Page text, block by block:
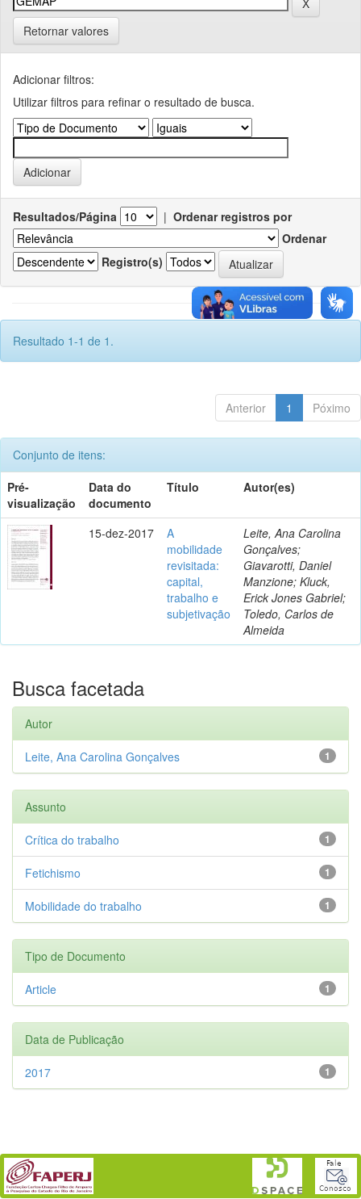
Retornar valores
Adicionar filtros:
Utilizar filtros para refinar o resultado de busca.
Resultados/Página | Ordenar registros por
Ordenar
Registro(s)
Resultado 1-1 de 1.
Anterior 1 Póximo
Conjunto de itens:
Pré-
visualização
Data do
documento
Título Autor(es)
15-dez-2017
A
mobilidade
revisitada:
capital,
trabalho e
subjetivação
Leite, Ana Carolina
Gonçalves;
Giavarotti, Daniel
Manzione; Kluck,
Erick Jones Gabriel;
Toledo, Carlos de
Almeida
Busca facetada
Autor
1
Leite, Ana Carolina Gonçalves
Assunto
1
Crítica do trabalho
1
Fetichismo
1
Mobilidade do trabalho
Tipo de Documento
1
Article
Data de Publicação
1
2017